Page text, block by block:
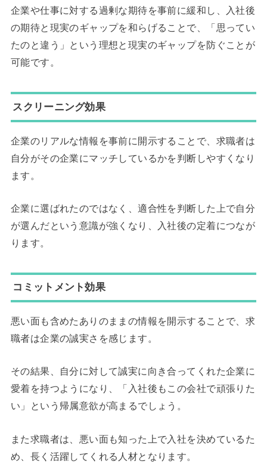
企業や仕事に対する過剰な期待を事前に緩和し、入社後
の期待と現実のギャップを和らげることで、「思ってい
たのと違う」という理想と現実のギャップを防ぐことが
可能です。
スクリーニング効果
企業のリアルな情報を事前に開示することで、求職者は
自分がその企業にマッチしているかを判断しやすくなり
ます。
企業に選ばれたのではなく、適合性を判断した上で自分
が選んだという意識が強くなり、入社後の定着につなが
ります。
コミットメント効果
悪い面も含めたありのままの情報を開示することで、求
職者は企業の誠実さを感じます。
その結果、自分に対して誠実に向き合ってくれた企業に
愛着を持つようになり、「入社後もこの会社で頑張りた
い」という帰属意欲が高まるでしょう。
また求職者は、悪い面も知った上で入社を決めているた
め、長く活躍してくれる人材となります。